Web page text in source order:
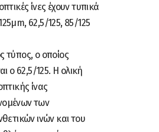
ίνες έχουν τυπικά
62,5/125, 85/125
τύπος, ο οποίος
ο 62,5/125. Η ολική
ίνας
των
ινών και του